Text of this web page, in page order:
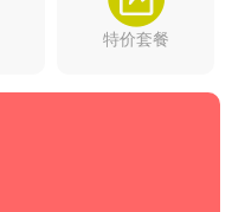
特价套餐